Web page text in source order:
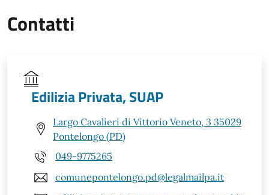
Contatti
Edilizia Privata, SUAP
Largo Cavalieri di Vittorio Veneto, 3 35029
Pontelongo (PD)
049-9775265
comunepontelongo.pd@legalmailpa.it